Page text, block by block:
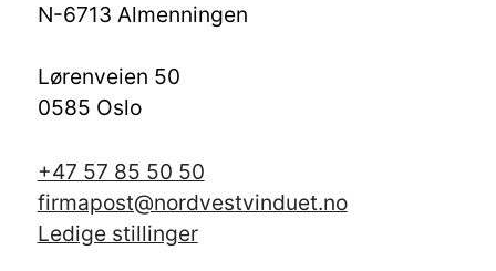
N-6713 Almenningen
Lørenveien 50
0585 Oslo
+47 57 85 50 50
firmapost@nordvestvinduet.no
Ledige stillinger